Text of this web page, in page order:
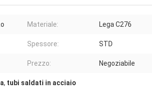
Materiale: Lega C276
Spessore: STD
Prezzo: Negoziabile
, tubi saldati in acciaio